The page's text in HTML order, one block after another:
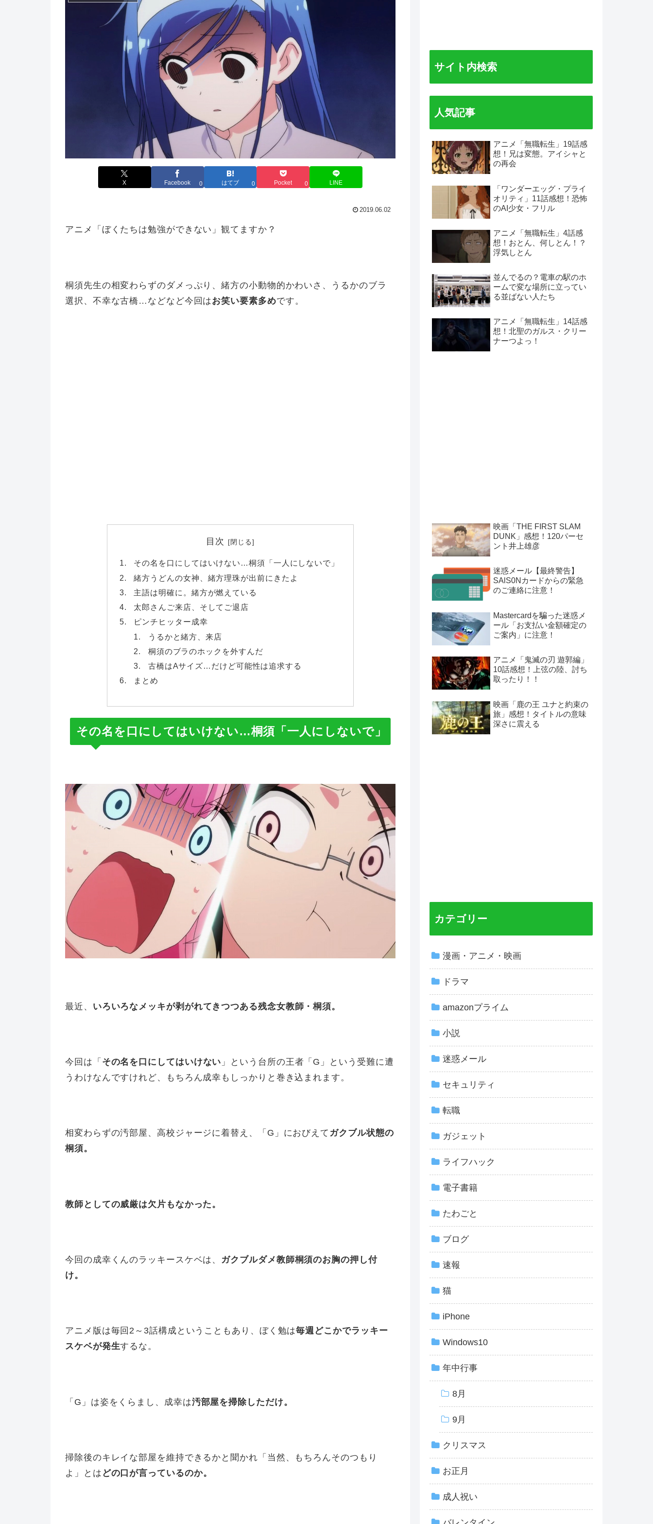
X Facebook 0 はてブ 0 Pocket 0 LINE
2019.06.02
アニメ「ぼくたちは勉強ができない」観てますか？
桐須先生の相変わらずのダメっぷり、緒方の小動物的かわいさ、うるかのブラ
選択、不幸な古橋…などなど今回はお笑い要素多めです。
目次
その名を口にしてはいけない…桐須「一人にしないで」
緒方うどんの女神、緒方理珠が出前にきたよ
主語は明確に。緒方が燃えている
太郎さんご来店、そしてご退店
ピンチヒッター成幸
うるかと緒方、来店
桐須のブラのホックを外すんだ
古橋はAサイズ…だけど可能性は追求する
まとめ
その名を口にしてはいけない…桐須「一人にしないで」
最近、 いろいろなメッキが剥がれてきつつある残念女教師・桐須。
今回は「 その名を口にしてはいけない 」という台所の王者「G」という受難に遭
うわけなんですけれど、もちろん成幸もしっかりと巻き込まれます。
相変わらずの汚部屋、高校ジャージに着替え、「G」におびえて ガクブル状態の
桐須。
教師としての威厳は欠片もなかった。
今回の成幸くんのラッキースケベは、 ガクブルダメ教師桐須のお胸の押し付
け。
アニメ版は毎回2～3話構成ということもあり、ぼく勉は毎週どこかでラッキー
スケベが発生するな。
「G」は姿をくらまし、成幸は汚部屋を掃除しただけ。
掃除後のキレイな部屋を維持できるかと聞かれ「当然、もちろんそのつもり
よ」とは どの口が言っているのか。
サイト内検索
人気記事
アニメ「無職転生」19話感
想！兄は変態。アイシャと
の再会
「ワンダーエッグ・プライ
オリティ」11話感想！恐怖
のAI少女・フリル
アニメ「無職転生」4話感
想！おとん、何しとん！？
浮気しとん
並んでるの？電車の駅のホ
ームで変な場所に立ってい
る並ばない人たち
アニメ「無職転生」14話感
想！北聖のガルス・クリー
ナーつよっ！
映画「THE FIRST SLAM
DUNK」感想！120パーセ
ント井上雄彦
迷惑メール【最終警告】
SAlS0Nカードからの緊急
のご連絡に注意！
Mastercardを騙った迷惑メ
ール「お支払い金額確定の
ご案内」に注意！
アニメ「鬼滅の刃 遊郭編」
10話感想！上弦の陸、討ち
取ったり！！
映画「鹿の王 ユナと約束の
旅」感想！タイトルの意味
深さに震える
カテゴリー
漫画・アニメ・映画
ドラマ
amazonプライム
小説
迷惑メール
セキュリティ
転職
ガジェット
ライフハック
電子書籍
たわごと
ブログ
速報
猫
iPhone
Windows10
年中行事
8月
9月
クリスマス
お正月
成人祝い